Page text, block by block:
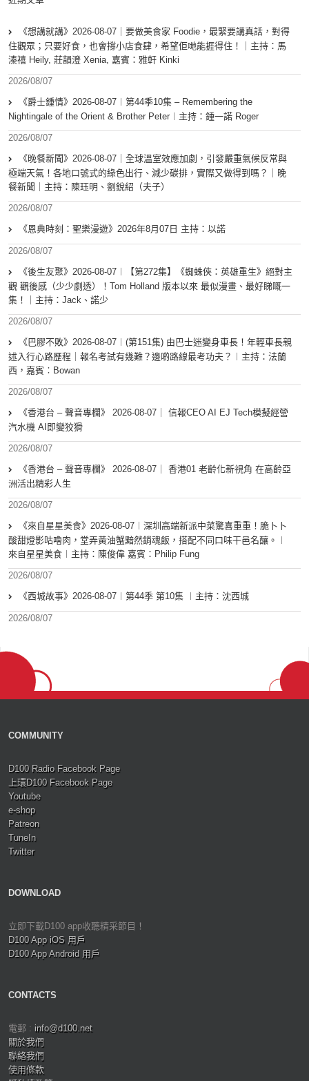
《想講就講》2026-08-07｜要做美食家 Foodie，最緊要講真話，對得
住觀眾；只要好食，也會撐小店食肆，希望佢哋能捱得住！｜主持：馬
溱禧 Heily, 莊韻澄 Xenia, 嘉賓：雅軒 Kinki
2026/08/07
《爵士鍾情》2026-08-07︱第44季10集 – Remembering the
Nightingale of the Orient & Brother Peter︱主持：鍾一諾 Roger
2026/08/07
《晚餐新聞》2026-08-07｜全球溫室效應加劇，引發嚴重氣候反常與
極端天氣！各地口號式的綠色出行、減少碳排，實際又做得到嗎？｜晚
餐新聞｜主持：陳珏明、劉銳紹（夫子）
2026/08/07
《恩典時刻：聖樂漫遊》2026年8月07日 主持：以諾
2026/08/07
《後生友聚》2026-08-07︱【第272集】《蜘蛛俠：英雄重生》絕對主
觀 觀後感（少少劇透）！Tom Holland 版本以來 最似漫畫、最好睇嘅一
集！｜主持：Jack、諾少
2026/08/07
《巴膠不敗》2026-08-07︱(第151集) 由巴士迷變身車長！年輕車長親
述入行心路歷程｜報名考試有幾難？邊啲路線最考功夫？︱主持：法蘭
西，嘉賓︰Bowan
2026/08/07
《香港台 – 聲音專欄》 2026-08-07｜ 信報CEO AI EJ Tech模擬經營
汽水機 AI即變狡猾
2026/08/07
《香港台 – 聲音專欄》 2026-08-07｜ 香港01 老齡化新視角 在高齡亞
洲活出精彩人生
2026/08/07
《來自星星美食》2026-08-07︱深圳高端新派中菜驚喜重重！脆卜卜
酸甜燈影咕嚕肉，堂弄黃油蟹黯然銷魂飯，搭配不同口味干邑名釀。︱
來自星星美食︱主持：陳俊偉 嘉賓：Philip Fung
2026/08/07
《西城故事》2026-08-07︱第44季 第10集 ︱主持：沈西城
2026/08/07
COMMUNITY
D100 Radio Facebook Page
上環D100 Facebook Page
Youtube
e-shop
Patreon
TuneIn
Twitter
DOWNLOAD
立即下載D100 app收聽精采節目！
D100 App iOS 用戶
D100 App Android 用戶
CONTACTS
電郵 : info@d100.net
關於我們
聯絡我們
使用條款